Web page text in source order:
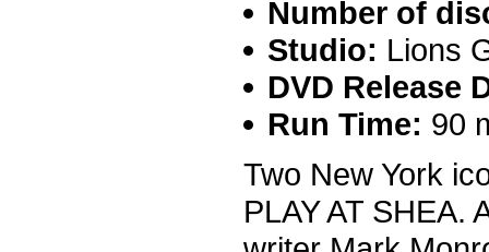
Number of
Studio: Lions
DVD Release
Run Time: 90
Two New York
PLAY AT SHEA.